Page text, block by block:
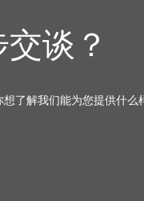
谈？
了解我们能为您提供什么